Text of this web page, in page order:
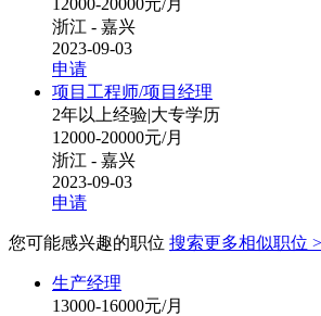
浙江 - 嘉兴
2023-09-03
申请
项目工程师/项目经理
2年以上经验|大专学历
12000-20000元/月
浙江 - 嘉兴
2023-09-03
申请
您可能感兴趣的职位 搜索更多相似职位 >
生产经理
13000-16000元/月